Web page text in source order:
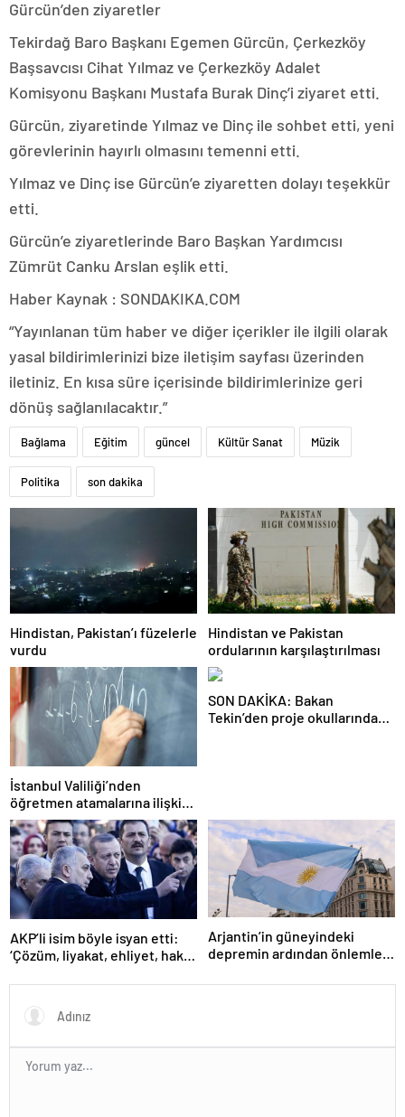
Gürcün’den ziyaretler
Tekirdağ Baro Başkanı Egemen Gürcün, Çerkezköy
Başsavcısı Cihat Yılmaz ve Çerkezköy Adalet
Komisyonu Başkanı Mustafa Burak Dinç’i ziyaret etti.
Gürcün, ziyaretinde Yılmaz ve Dinç ile sohbet etti, yeni
görevlerinin hayırlı olmasını temenni etti.
Yılmaz ve Dinç ise Gürcün’e ziyaretten dolayı teşekkür
etti.
Gürcün’e ziyaretlerinde Baro Başkan Yardımcısı
Zümrüt Canku Arslan eşlik etti.
Haber Kaynak : SONDAKIKA.COM
“Yayınlanan tüm haber ve diğer içerikler ile ilgili olarak
yasal bildirimlerinizi bize iletişim sayfası üzerinden
iletiniz. En kısa süre içerisinde bildirimlerinize geri
dönüş sağlanılacaktır.”
Bağlama Eğitim güncel Kültür Sanat Müzik
Politika son dakika
Hindistan, Pakistan’ı füzelerle
vurdu
Hindistan ve Pakistan
ordularının karşılaştırılması
İstanbul Valiliği’nden
öğretmen atamalarına ilişkin
açıklama
SON DAKİKA: Bakan
Tekin’den proje okullarındaki
AKP’li isim böyle isyan etti:
‘Çözüm, liyakat, ehliyet, hak,
Arjantin’in güneyindeki
depremin ardından önlemler